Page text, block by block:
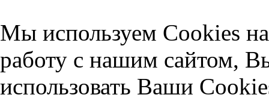
Мы используем Cookies
работу с нашим сайтом,
использовать Ваши